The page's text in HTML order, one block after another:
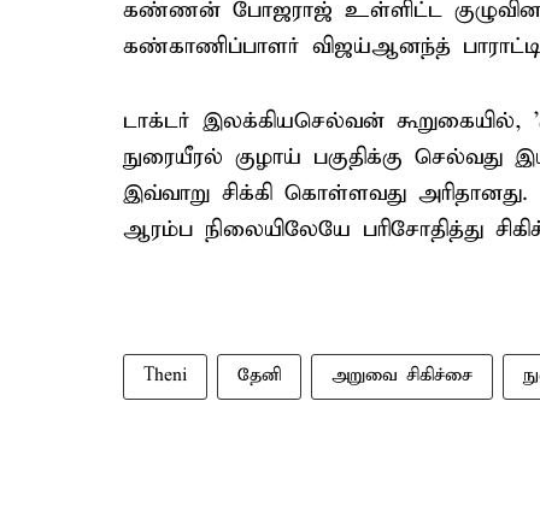
கண்ணன் போஜராஜ் உள்ளிட்ட குழுவினரை
கண்காணிப்பாளர் விஜய்ஆனந்த்
டாக்டர் இலக்கியசெல்வன்
நுரையீரல் குழாய் பகுதிக்கு
இவ்வாறு சிக்கி கொள்ளவது
ஆரம்ப நிலையிலேயே பரிசோதித்து
Theni தேனி அறுவை சிகிச்சை